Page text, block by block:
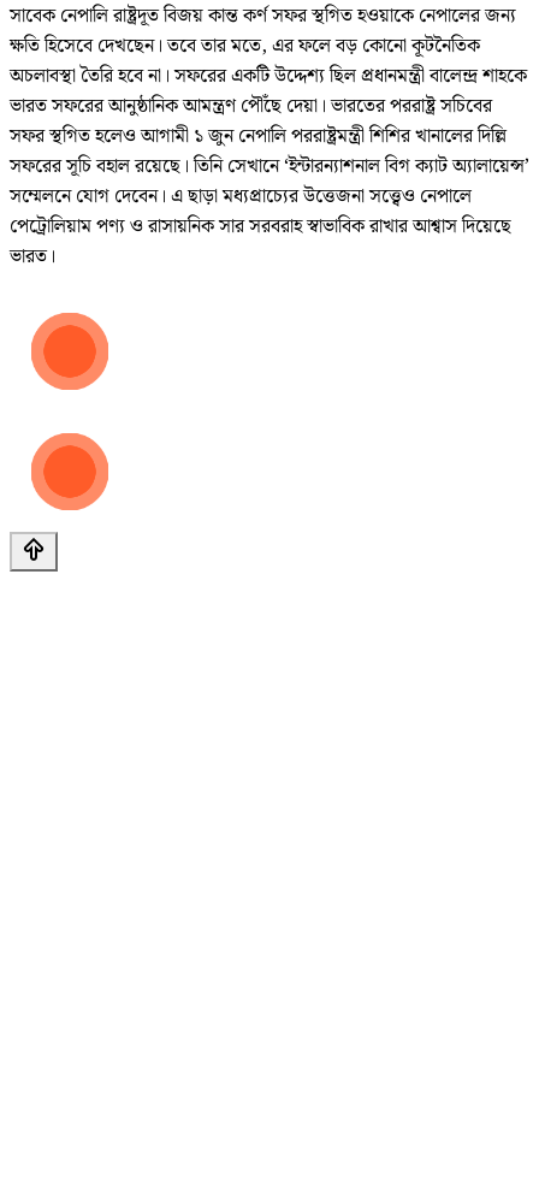
সাবেক নেপালি রাষ্ট্রদূত বিজয় কান্ত কর্ণ সফর স্থগিত হওয়াকে নেপালের জন্য
ক্ষতি হিসেবে দেখছেন। তবে তার মতে, এর ফলে বড় কোনো কূটনৈতিক
অচলাবস্থা তৈরি হবে না। সফরের একটি উদ্দেশ্য ছিল প্রধানমন্ত্রী বালেন্দ্র শাহকে
ভারত সফরের আনুষ্ঠানিক আমন্ত্রণ পৌঁছে দেয়া। ভারতের পররাষ্ট্র সচিবের
সফর স্থগিত হলেও আগামী ১ জুন নেপালি পররাষ্ট্রমন্ত্রী শিশির খানালের দিল্লি
সফরের সূচি বহাল রয়েছে। তিনি সেখানে ‘ইন্টারন্যাশনাল বিগ ক্যাট অ্যালায়েন্স’
সম্মেলনে যোগ দেবেন। এ ছাড়া মধ্যপ্রাচ্যের উত্তেজনা সত্ত্বেও নেপালে
পেট্রোলিয়াম পণ্য ও রাসায়নিক সার সরবরাহ স্বাভাবিক রাখার আশ্বাস দিয়েছে
ভারত।